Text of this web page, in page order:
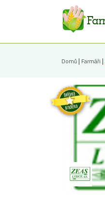
Domů| Farmáři |